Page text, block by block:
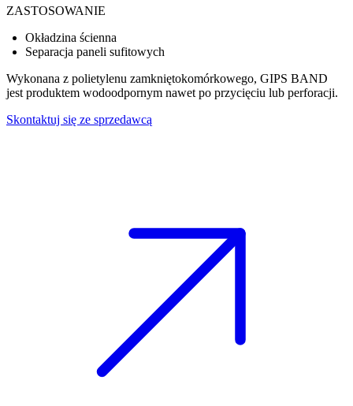
ZASTOSOWANIE
Okładzina ścienna
Separacja paneli sufitowych
Wykonana z polietylenu zamkniętokomórkowego, GIPS BAND
jest produktem wodoodpornym nawet po przycięciu lub perforacji.
Skontaktuj się ze sprzedawcą